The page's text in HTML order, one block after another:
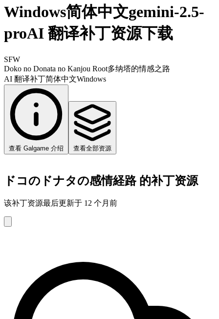
Windows简体中文gemini-2.5-
proAI 翻译补丁资源下载
SFW
Doko no Donata no Kanjou Root多纳塔的情感之路
AI 翻译补丁简体中文Windows
查看 Galgame 介绍 查看全部资源
ドコのドナタの感情経路 的补丁资源
该补丁资源最后更新于 12 个月前